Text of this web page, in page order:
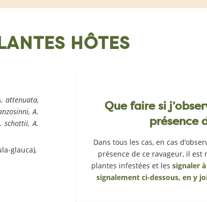
HÔTES
attenuata,
A.
schottii, A.
glauca),
Que faire si
présence
Dans tous les cas, en cas
présence de ce ravageur, il
plantes infestées et les signaler
signalement ci-dessous, en y